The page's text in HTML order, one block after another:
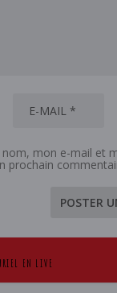
mon e-mail et
prochain
EN LIVE